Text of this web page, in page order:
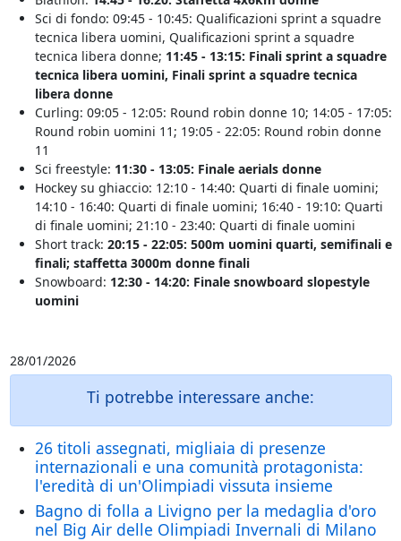
Sci di fondo: 09:45 - 10:45: Qualificazioni sprint a squadre
tecnica libera uomini, Qualificazioni sprint a squadre
tecnica libera donne; 11:45 - 13:15: Finali sprint a squadre
tecnica libera uomini, Finali sprint a squadre tecnica
libera donne
Curling: 09:05 - 12:05: Round robin donne 10; 14:05 - 17:05:
Round robin uomini 11; 19:05 - 22:05: Round robin donne
11
Sci freestyle: 11:30 - 13:05: Finale aerials donne
Hockey su ghiaccio: 12:10 - 14:40: Quarti di finale uomini;
14:10 - 16:40: Quarti di finale uomini; 16:40 - 19:10: Quarti
di finale uomini; 21:10 - 23:40: Quarti di finale uomini
Short track: 20:15 - 22:05: 500m uomini quarti, semifinali e
finali; staffetta 3000m donne finali
Snowboard: 12:30 - 14:20: Finale snowboard slopestyle
uomini
28/01/2026
Ti potrebbe interessare anche:
26 titoli assegnati, migliaia di presenze
internazionali e una comunità protagonista:
l'eredità di un'Olimpiadi vissuta insieme
Bagno di folla a Livigno per la medaglia d'oro
nel Big Air delle Olimpiadi Invernali di Milano